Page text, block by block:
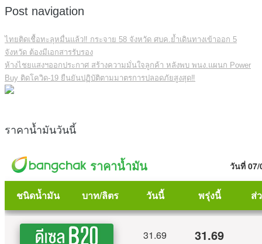
Post navigation
ไทยติดเชื้อทะลุหมื่นแล้ว‼️ กระจาย 58 จังหวัด ศบค.ย้ำเดินทางเข้าออก 5
จังหวัด ต้องมีเอกสารรับรอง
ห้างไชยแสงฯออกประกาศ สร้างความมั่นใจลูกค้า หลังพบ พนง.แผนก Power
Buy ติดโควิด-19 ยืนยันปฏิบัติตามมาตรการปลอดภัยสูงสุด‼️
ราคาน้ำมันวันนี้